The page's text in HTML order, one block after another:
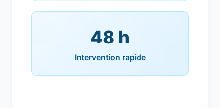
48 h
Intervention rapide